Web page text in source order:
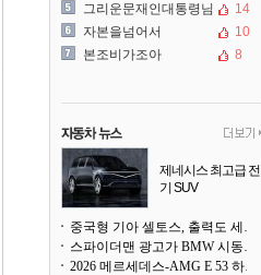
그리운문재인대통령님
14
자본을넘어서
10
본조비가조아
8
제네시스 최고급 전
기 SUV
중국형 기아 셀토스, 출력도 세지고 27인치 초대형 디스플레이까지
스파이더맨 광고가 BMW 시동화면을 점령하다, 오너들은 불만
2026 메르세데스-AMG E 53 하이브리드 왜건 시승기